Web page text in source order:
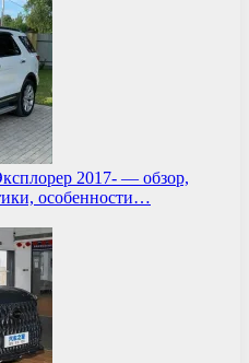
2017- — обзор,
особенности…